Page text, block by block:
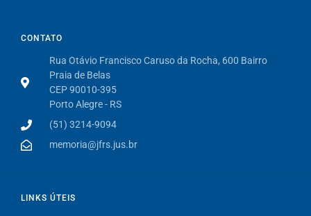
CONTATO
Rua Otávio Francisco Caruso da Rocha, 600 Bairro
Praia de Belas
CEP 90010-395
Porto Alegre - RS
(51) 3214-9094
memoria@jfrs.jus.br
LINKS ÚTEIS